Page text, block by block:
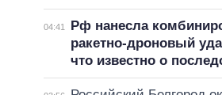
04:41
Рф нанесла
ракетно-дроновый
что известно о